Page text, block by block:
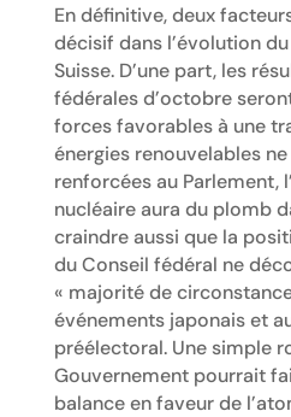
En définitive, deux
décisif dans l’évolution
Suisse. D’une part, les
fédérales d’octobre
forces favorables à une
énergies renouvelables
renforcées au Parlement,
nucléaire aura du plomb
craindre aussi que la
du Conseil fédéral ne
« majorité de
événements japonais et
préélectoral. Une simple
Gouvernement pourrait
balance en faveur de